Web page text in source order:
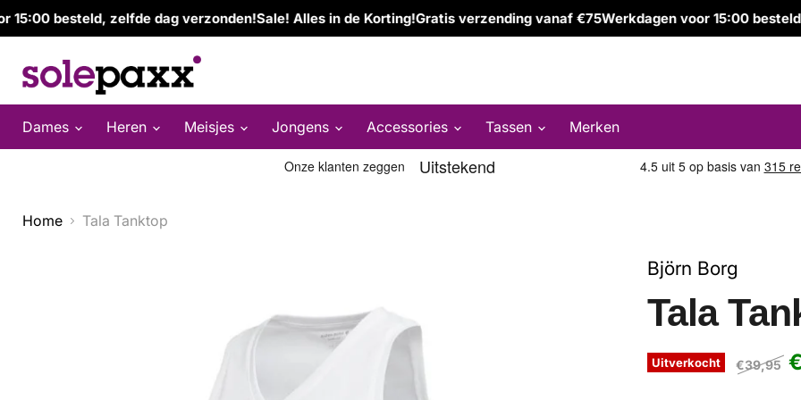
besteld, zelfde dag verzonden!Sale! Alles in de Korting!Gratis verzending vanaf €75Werkdagen voor 15:00 besteld,
Dames
Heren Meisjes Jongens Accessories Tassen Merken
Home Tala Tanktop
Björn Borg
Tala
Uitverkocht €39,95